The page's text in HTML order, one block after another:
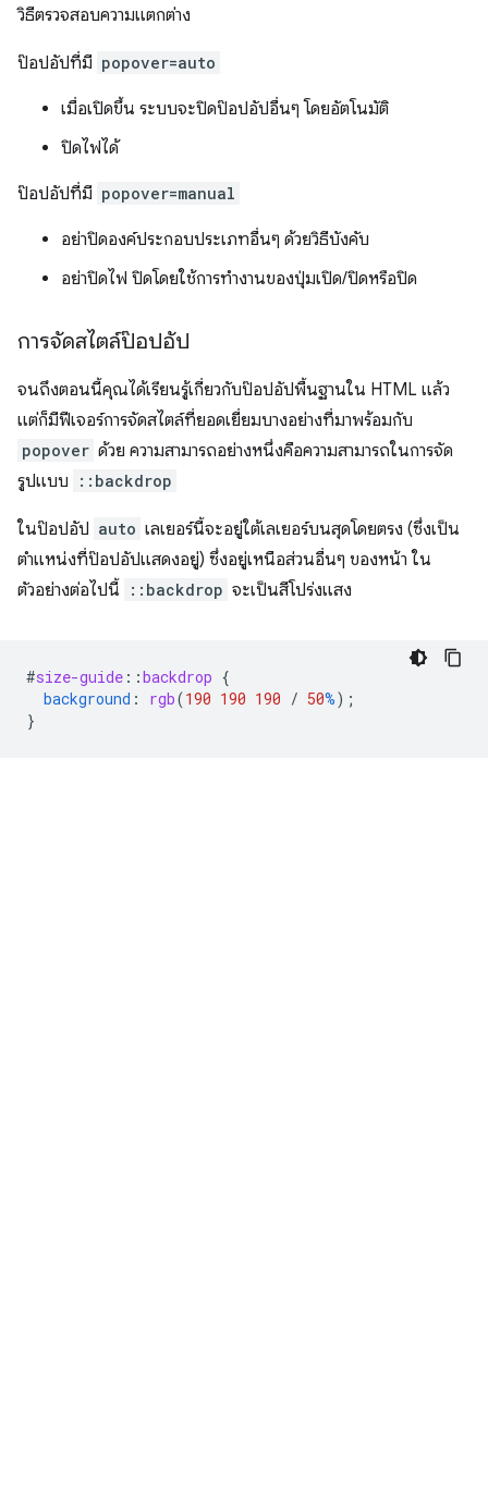
วิธีตรวจสอบความแตกต่าง
ป๊อปอัปที่มี popover=auto
เมื่อเปิดขึ้น ระบบจะปิดป๊อปอัปอื่นๆ โดยอัตโนมัติ
ปิดไฟได้
ป๊อปอัปที่มี popover=manual
อย่าปิดองค์ประกอบประเภทอื่นๆ ด้วยวิธีบังคับ
อย่าปิดไฟ ปิดโดยใช้การทํางานของปุ่มเปิด/ปิดหรือปิด
การจัดสไตล์ป๊อปอัป
จนถึงตอนนี้คุณได้เรียนรู้เกี่ยวกับป๊อปอัปพื้นฐานใน HTML แล้ว
แต่ก็มีฟีเจอร์การจัดสไตล์ที่ยอดเยี่ยมบางอย่างที่มาพร้อมกับ
popover ด้วย ความสามารถอย่างหนึ่งคือความสามารถในการจัด
รูปแบบ
::backdrop
ในป๊อปอัป auto เลเยอร์นี้จะอยู่ใต้เลเยอร์บนสุดโดยตรง (ซึ่งเป็น
ตำแหน่งที่ป๊อปอัปแสดงอยู่) ซึ่งอยู่เหนือส่วนอื่นๆ ของหน้า ใน
ตัวอย่างต่อไปนี้
::backdrop จะเป็นสีโปร่งแสง
#size-guide ::backdrop {
background : rgb(190 190 190 / 50%);
}